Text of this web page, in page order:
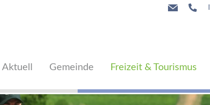
Aktuell Gemeinde Freizeit & Tourismus